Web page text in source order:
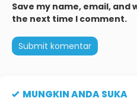
Save my name, email,
the next time I comment.
MUNGKIN ANDA SUKA